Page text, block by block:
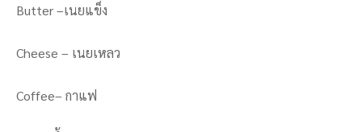
Butter –เนยแข็ง
Cheese – เนยเหลว
Coffee– กาแฟ